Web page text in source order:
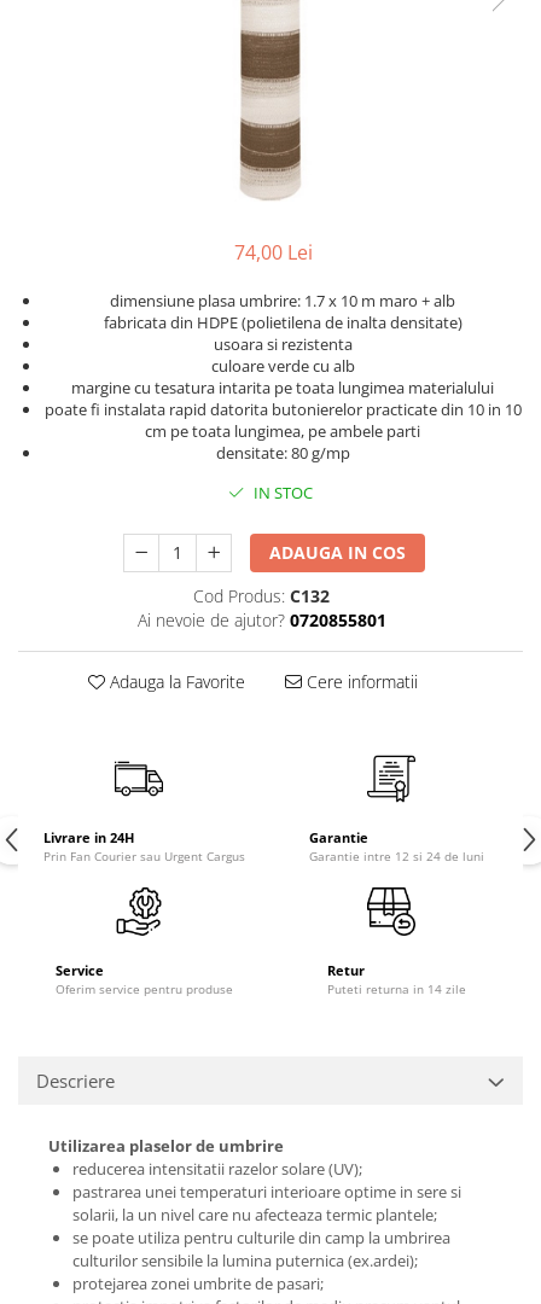
74,00 Lei
dimensiune plasa umbrire: 1.7 x 10 m maro + alb
fabricata din HDPE (polietilena de inalta densitate)
usoara si rezistenta
culoare verde cu alb
margine cu tesatura intarita pe toata lungimea materialului
poate fi instalata rapid datorita butonierelor practicate din 10 in 10
cm pe toata lungimea, pe ambele parti
densitate: 80 g/mp
IN STOC
ADAUGA IN COS
Cod Produs: C132
Ai nevoie de ajutor? 0720855801
Adauga la Favorite Cere informatii
Livrare in 24H
Prin Fan Courier sau Urgent Cargus
Garantie
Garantie intre 12 si 24 de luni
Service
Oferim service pentru produse
Retur
Puteti returna in 14 zile
Descriere
Utilizarea plaselor de umbrire
reducerea intensitatii razelor solare (UV);
pastrarea unei temperaturi interioare optime in sere si
solarii, la un nivel care nu afecteaza termic plantele;
se poate utiliza pentru culturile din camp la umbrirea
culturilor sensibile la lumina puternica (ex.ardei);
protejarea zonei umbrite de pasari;